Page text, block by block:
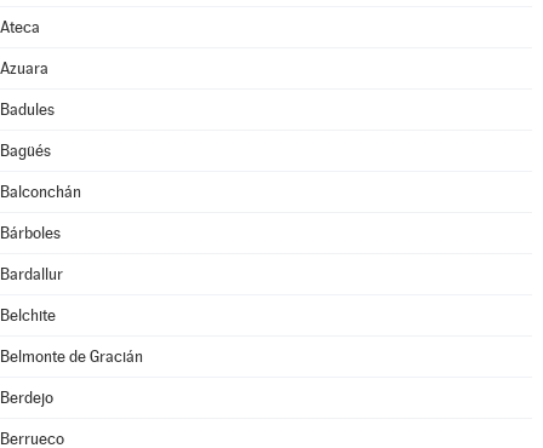
Ateca
Azuara
Badules
Bagüés
Balconchán
Bárboles
Bardallur
Belchite
Belmonte de Gracián
Berdejo
Berrueco